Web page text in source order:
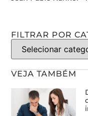
FILTRAR POR
VEJA TAMBÉM